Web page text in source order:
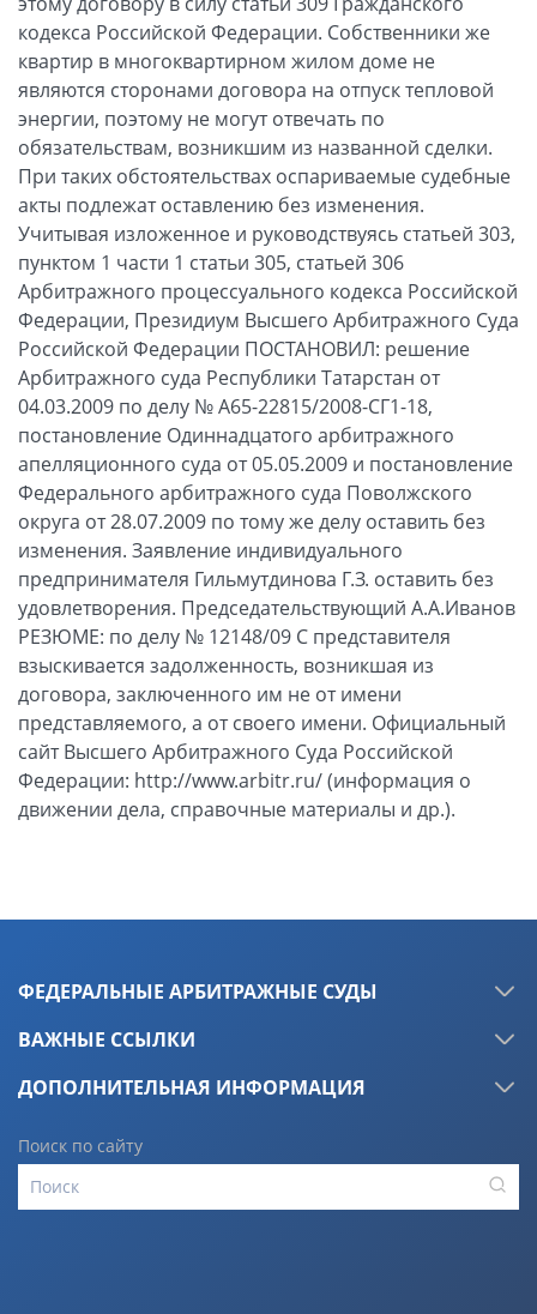
кодекса Российской Федерации. Собственники же
квартир в многоквартирном жилом доме не
являются сторонами договора на отпуск тепловой
энергии, поэтому не могут отвечать по
обязательствам, возникшим из названной сделки.
При таких обстоятельствах оспариваемые судебные
акты подлежат оставлению без изменения.
Учитывая изложенное и руководствуясь статьей 303,
пунктом 1 части 1 статьи 305, статьей 306
Арбитражного процессуального кодекса Российской
Федерации, Президиум Высшего Арбитражного Суда
Российской Федерации ПОСТАНОВИЛ: решение
Арбитражного суда Республики Татарстан от
04.03.2009 по делу № А65-22815/2008-СГ1-18,
постановление Одиннадцатого арбитражного
апелляционного суда от 05.05.2009 и постановление
Федерального арбитражного суда Поволжского
округа от 28.07.2009 по тому же делу оставить без
изменения. Заявление индивидуального
предпринимателя Гильмутдинова Г.З. оставить без
удовлетворения. Председательствующий А.А.Иванов
РЕЗЮМЕ: по делу № 12148/09 С представителя
взыскивается задолженность, возникшая из
договора, заключенного им не от имени
представляемого, а от своего имени. Официальный
сайт Высшего Арбитражного Суда Российской
Федерации: http://www.arbitr.ru/ (информация о
движении дела, справочные материалы и др.).
ФЕДЕРАЛЬНЫЕ АРБИТРАЖНЫЕ СУДЫ
ВАЖНЫЕ ССЫЛКИ
ДОПОЛНИТЕЛЬНАЯ ИНФОРМАЦИЯ
Поиск по сайту